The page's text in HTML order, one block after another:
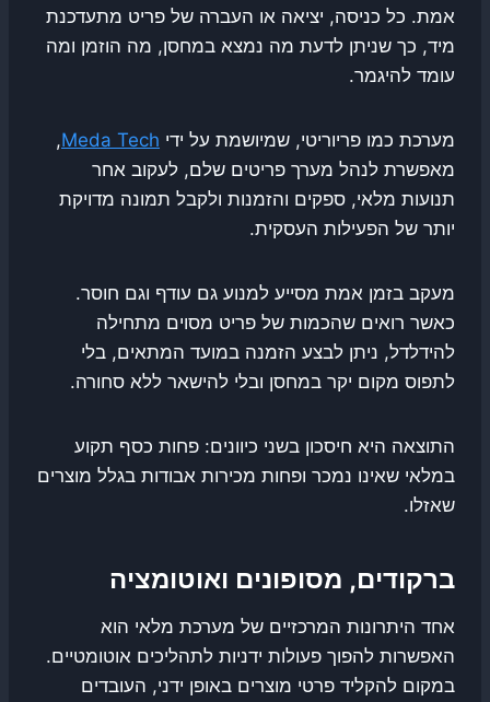
אמת. כל כניסה, יציאה או העברה של פריט מתעדכנת
מיד, כך שניתן לדעת מה נמצא במחסן, מה הוזמן ומה
עומד להיגמר.
מערכת כמו פריוריטי, שמיושמת על ידי Meda Tech
,
מאפשרת לנהל מערך פריטים שלם, לעקוב אחר
תנועות מלאי, ספקים והזמנות ולקבל תמונה מדויקת
יותר של הפעילות העסקית.
מעקב בזמן אמת מסייע למנוע גם עודף וגם חוסר.
כאשר רואים שהכמות של פריט מסוים מתחילה
להידלדל, ניתן לבצע הזמנה במועד המתאים, בלי
לתפוס מקום יקר במחסן ובלי להישאר ללא סחורה.
התוצאה היא חיסכון בשני כיוונים: פחות כסף תקוע
במלאי שאינו נמכר ופחות מכירות אבודות בגלל מוצרים
שאזלו.
ברקודים, מסופונים ואוטומציה
אחד היתרונות המרכזיים של מערכת מלאי הוא
האפשרות להפוך פעולות ידניות לתהליכים אוטומטיים.
במקום להקליד פרטי מוצרים באופן ידני, העובדים